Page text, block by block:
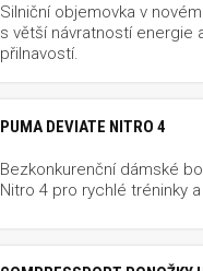
Silniční objemovka v
s větší návratností energie
přilnavostí.
PUMA DEVIATE NITRO 4
Bezkonkurenční dámské
Nitro 4 pro rychlé tréninky